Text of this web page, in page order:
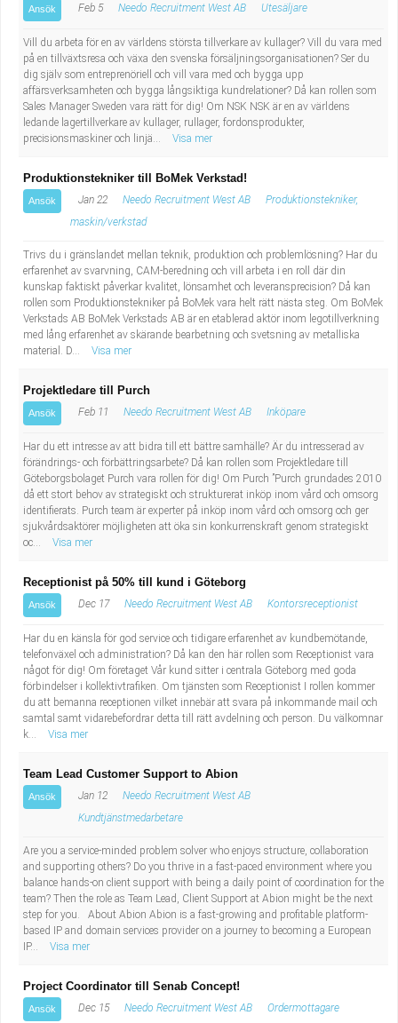
Ansök Feb 5 Needo Recruitment West AB Utesäljare
Vill du arbeta för en av världens största tillverkare av kullager? Vill du vara med
på en tillväxtsresa och växa den svenska försäljningsorganisationen? Ser du
dig själv som entreprenöriell och vill vara med och bygga upp
affärsverksamheten och bygga långsiktiga kundrelationer? Då kan rollen som
Sales Manager Sweden vara rätt för dig! Om NSK NSK är en av världens
ledande lagertillverkare av kullager, rullager, fordonsprodukter,
precisionsmaskiner och linjä...
Visa mer
Produktionstekniker till BoMek Verkstad!
Ansök Jan 22 Needo Recruitment West AB
Produktionstekniker,
maskin/verkstad
Trivs du i gränslandet mellan teknik, produktion och problemlösning? Har du
erfarenhet av svarvning, CAM-beredning och vill arbeta i en roll där din
kunskap faktiskt påverkar kvalitet, lönsamhet och leveransprecision? Då kan
rollen som Produktionstekniker på BoMek vara helt rätt nästa steg. Om BoMek
Verkstads AB BoMek Verkstads AB är en etablerad aktör inom legotillverkning
med lång erfarenhet av skärande bearbetning och svetsning av metalliska
material. D...
Visa mer
Projektledare till Purch
Ansök Feb 11 Needo Recruitment West AB Inköpare
Har du ett intresse av att bidra till ett bättre samhälle? Är du intresserad av
förändrings- och förbättringsarbete? Då kan rollen som Projektledare till
Göteborgsbolaget Purch vara rollen för dig! Om Purch ”Purch grundades 2010
då ett stort behov av strategiskt och strukturerat inköp inom vård och omsorg
identifierats. Purch team är experter på inköp inom vård och omsorg och ger
sjukvårdsaktörer möjligheten att öka sin konkurrenskraft genom strategiskt
oc...
Visa mer
Receptionist på 50% till kund i Göteborg
Ansök Dec 17 Needo Recruitment West AB Kontorsreceptionist
Har du en känsla för god service och tidigare erfarenhet av kundbemötande,
telefonväxel och administration? Då kan den här rollen som Receptionist vara
något för dig! Om företaget Vår kund sitter i centrala Göteborg med goda
förbindelser i kollektivtrafiken. Om tjänsten som Receptionist I rollen kommer
du att bemanna receptionen vilket innebär att svara på inkommande mail och
samtal samt vidarebefordrar detta till rätt avdelning och person. Du välkomnar
k...
Visa mer
Team Lead Customer Support to Abion
Ansök Jan 12
Needo Recruitment West AB
Kundtjänstmedarbetare
Are you a service-minded problem solver who enjoys structure, collaboration
and supporting others? Do you thrive in a fast-paced environment where you
balance hands-on client support with being a daily point of coordination for the
team? Then the role as Team Lead, Client Support at Abion might be the next
step for you. About Abion Abion is a fast-growing and profitable platform-
based IP and domain services provider on a journey to becoming a European
IP...
Visa mer
Project Coordinator till Senab Concept!
Ansök Dec 15 Needo Recruitment West AB Ordermottagare